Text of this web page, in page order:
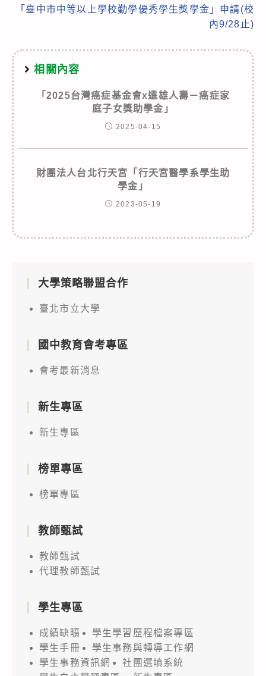
「臺中市中等以上學校勤學優秀學生獎學金」申請(校
內9/28止)
相關內容
「2025台灣癌症基金會x遠雄人壽－癌症家
庭子女獎助學金」
2025-04-15
財團法人台北行天宮「行天宮醫學系學生助
學金」
2023-05-19
大學策略聯盟合作
臺北市立大學
國中教育會考專區
會考最新消息
新生專區
新生專區
榜單專區
榜單專區
教師甄試
教師甄試
代理教師甄試
學生專區
成績缺曠
學生學習歷程檔案專區
學生手冊
學生事務與轉導工作網
學生事務資訊網
社團選填系統